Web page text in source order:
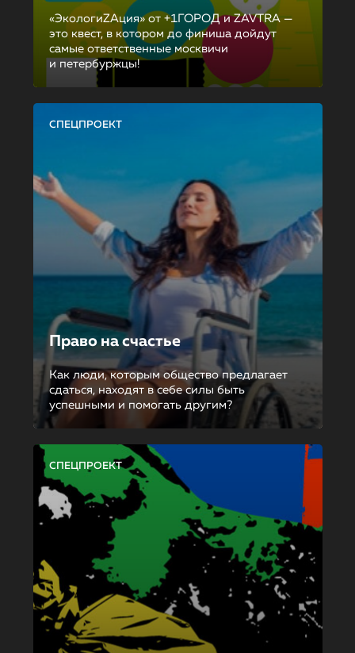
«ЭкологиZAция» от +1ГОРОД и ZAVTRA —
это квест, в котором до финиша дойдут
самые ответственные москвичи
и петербуржцы!
СПЕЦПРОЕКТ
Право на счастье
Как люди, которым общество предлагает
сдаться, находят в себе силы быть
успешными и помогать другим?
СПЕЦПРОЕКТ